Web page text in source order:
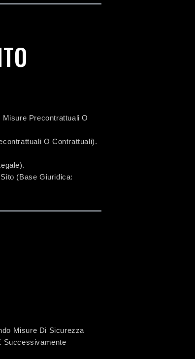
Precontrattuali O
O Contrattuali).
(base Giuridica:
Misure Di Sicurezza
Successivamente